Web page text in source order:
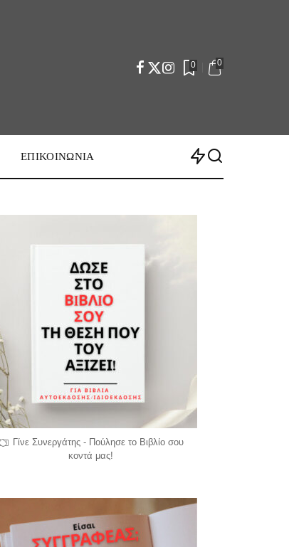
0 0
ΕΠΙΚΟΙΝΩΝΙΑ
Γίνε Συνεργάτης - Πούλησε το Βιβλίο σου
κοντά μας!